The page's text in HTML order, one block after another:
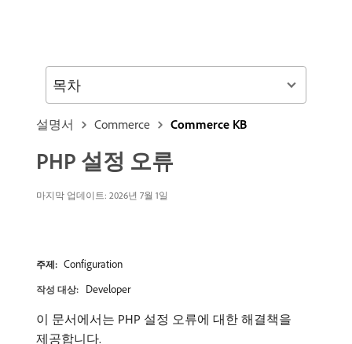
설명서 Commerce Commerce KB
PHP 설정 오류
마지막 업데이트: 2026년 7월 1일
주제: Configuration
작성 대상: Developer
이 문서에서는 PHP 설정 오류에 대한 해결책을
제공합니다.
목차